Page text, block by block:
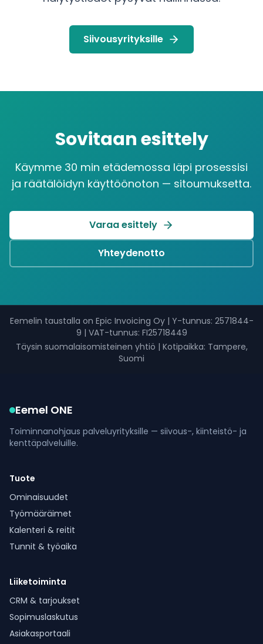
Siivousyrityksille
Sovitaan esittely
Käymme 30 min etädemossa läpi prosessisi
ja räätälöidyn käyttöönoton — sitoumuksetta.
Varaa esittely
Yhteydenotto
Eemelin taustalla on Epic Invoicing Oy| Y-tunnus: 2571844-
9 | VAT-tunnus: FI25718449
Täysin suomalaisomisteinen yhtiö | Kotipaikka: Tampere,
Suomi
Eemel ONE
Toiminnanohjaus palveluyrityksille — siivous-, kiinteistö- ja
kenttäpalveluille.
Tuote
Ominaisuudet
Työmääräimet
Kalenteri & reitit
Tunnit & työaika
Liiketoiminta
CRM & tarjoukset
Sopimuslaskutus
Asiakasportaali